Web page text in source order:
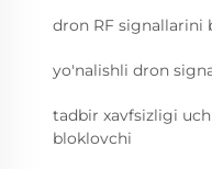
dron RF signallarini
yo'nalishli dron
tadbir xavfsizligi
bloklovchi